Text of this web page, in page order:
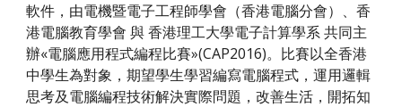
軟件，由電機暨電子工程師學會（香港電腦分會）、香
港電腦教育學會 與 香港理工大學電子計算學系 共同主
辦«電腦應用程式編程比賽»(CAP2016)。比賽以全香港
中學生為對象，期望學生學習編寫電腦程式，運用邏輯
思考及電腦編程技術解決實際問題，改善生活，開拓知